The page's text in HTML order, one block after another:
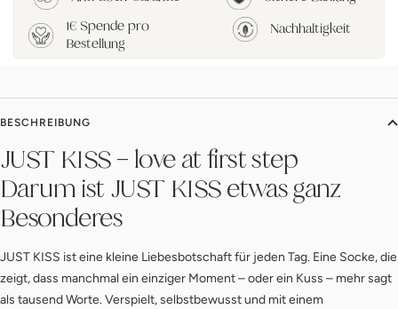
1€ Spende pro
Bestellung
Nachhaltigkeit
BESCHREIBUNG
JUST KISS – love at first step
Darum ist JUST KISS etwas ganz
Besonderes
JUST KISS ist eine kleine Liebesbotschaft für jeden Tag. Eine Socke, die
zeigt, dass manchmal ein einziger Moment – oder ein Kuss – mehr sagt
als tausend Worte. Verspielt, selbstbewusst und mit einem